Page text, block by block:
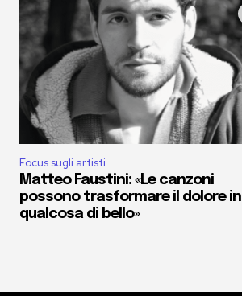
Focus sugli artisti
Matteo Faustini: «Le canzoni
possono trasformare il dolore in
qualcosa di bello»